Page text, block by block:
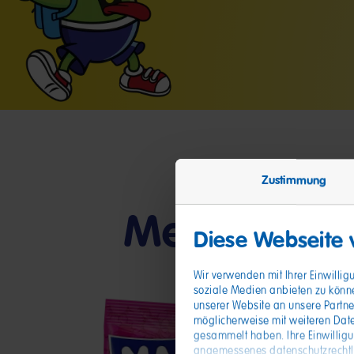
Zustimmung
Diese
Wir verwenden mit Ihrer
soziale Medien anbieten zu
unserer Website an unsere
möglicherweise mit weiteren
gesammelt haben. Ihre
angemessenes
Meine